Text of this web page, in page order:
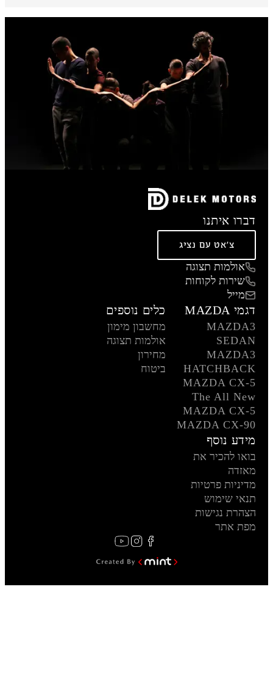
דברו איתנו
צ'אט עם נציג
אולמות תצוגה
שירות לקוחות
מייל
דגמי MAZDA
MAZDA3
SEDAN
MAZDA3
HATCHBACK
MAZDA CX-5
The All New
MAZDA CX-5
MAZDA CX-90
כלים נוספים
מחשבון מימון
אולמות תצוגה
מחירון
ביטוח
מידע נוסף
בואו להכיר את
מאזדה
מדיניות פרטיות
תנאי שימוש
הצהרת נגישות
מפת אתר